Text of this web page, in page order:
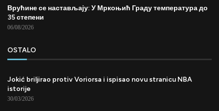
Врућине се настављају: У Мркоњић Граду температура до
35 степени
06/08/2026
OSTALO
Jokić briljirao protiv Voriorsa i ispisao novu stranicu NBA
istorije
30/03/2026